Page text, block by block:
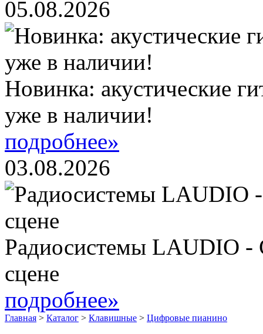
05.08.2026
Новинка: акустические
уже в наличии!
подробнее»
03.08.2026
Радиосистемы LAUDIO -
сцене
подробнее»
Главная > Каталог > Клавишные > Цифровые пианино